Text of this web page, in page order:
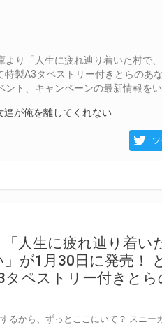
り「人生に疲れ辿り着いた村で
製A3タペストリー付きとらのあ
ト、キャンペーンの最新情報を
が俺を離してくれない
人生に疲れ辿り着い
が1月30日に発売！
タペストリー付きとら